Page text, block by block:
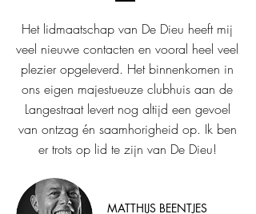
Het lidmaatschap van De Dieu heeft mij
veel nieuwe contacten en vooral heel veel
plezier opgeleverd. Het binnenkomen in
ons eigen majestueuze clubhuis aan de
Langestraat levert nog altijd een gevoel
van ontzag én saamhorigheid op. Ik ben
er trots op lid te zijn van De Dieu!
MATTHIJS BEENTJES